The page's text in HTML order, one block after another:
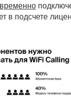
в подсчете